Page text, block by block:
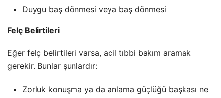
Duygu baş dönmesi veya baş dönmesi
Felç Belirtileri
Eğer felç belirtileri varsa, acil tıbbi bakım aramak
gerekir. Bunlar şunlardır:
Zorluk konuşma ya da anlama güçlüğü başkası ne